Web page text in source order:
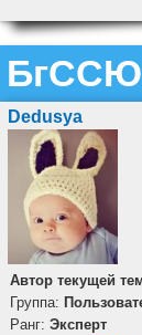
Dedusya
Автор текущей
Группа:
Ранг: Эксперт